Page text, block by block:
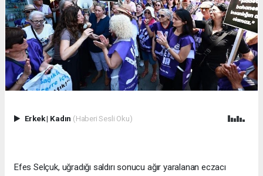
Erkek| Kadın (Haberi Sesli Oku)
Efes Selçuk, uğradığı saldırı sonucu ağır yaralanan eczacı